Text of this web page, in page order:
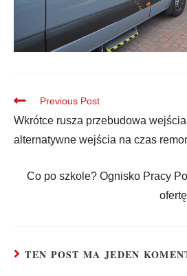
Previous Post
Wkrótce rusza przebudowa
alternatywne wejścia na czas
Co po szkole? Ognisko Pracy
TEN POST MA JEDEN